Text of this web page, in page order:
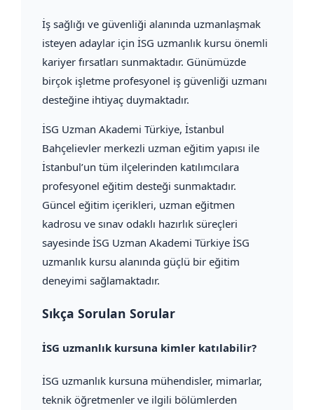
İş sağlığı ve güvenliği alanında uzmanlaşmak
isteyen adaylar için İSG uzmanlık kursu önemli
kariyer fırsatları sunmaktadır. Günümüzde
birçok işletme profesyonel iş güvenliği uzmanı
desteğine ihtiyaç duymaktadır.
İSG Uzman Akademi Türkiye, İstanbul
Bahçelievler merkezli uzman eğitim yapısı ile
İstanbul’un tüm ilçelerinden katılımcılara
profesyonel eğitim desteği sunmaktadır.
Güncel eğitim içerikleri, uzman eğitmen
kadrosu ve sınav odaklı hazırlık süreçleri
sayesinde İSG Uzman Akademi Türkiye İSG
uzmanlık kursu alanında güçlü bir eğitim
deneyimi sağlamaktadır.
Sıkça Sorulan Sorular
İSG uzmanlık kursuna kimler katılabilir?
İSG uzmanlık kursuna mühendisler, mimarlar,
teknik öğretmenler ve ilgili bölümlerden